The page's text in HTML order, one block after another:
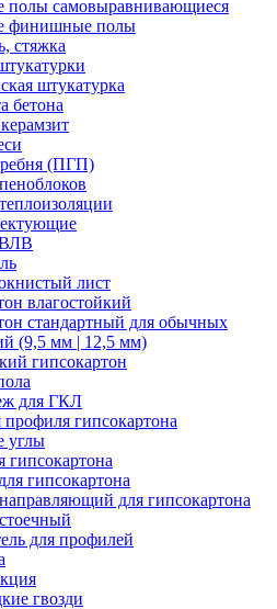
полы самовыравнивающиеся
финишные полы
стяжка
штукатурка
бетона
(ПГП)
лист
влагостойкий
стандартный для обычных
(9,5 мм | 12,5 мм)
гипсокартон
для ГКЛ
профиля гипсокартона
углы
гипсокартона
гипсокартона
для гипсокартона
для профилей
гвозди